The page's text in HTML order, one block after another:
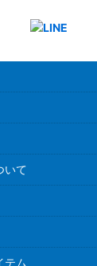
いて
テム